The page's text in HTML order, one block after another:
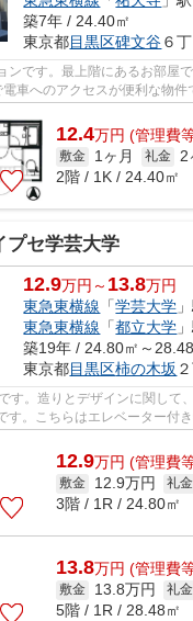
築7年 / 24.40㎡
東京都目黒区碑文谷６
ンです。最上階にあるお部屋
車へのアクセスが便利な物件
物件です。私...
12.4万円 (管理費
敷金 1ヶ月 礼金 2
2階 / 1K / 24.40㎡
プセ学芸大学
12.9万円～ 13.8万円
東急東横線 「学芸大学
東急東横線 「都立大学
築19年 / 24.80㎡～
東京都目黒区柿の木坂
す。造りとデザインに関して
す。こちらはエレベーター付き
リアの賃貸情...
12.9万円 (管理費
敷金 12.9万円 礼金
3階 / 1R / 24.80㎡
13.8万円 (管理費
敷金 13.8万円 礼金
5階 / 1R / 28.48㎡